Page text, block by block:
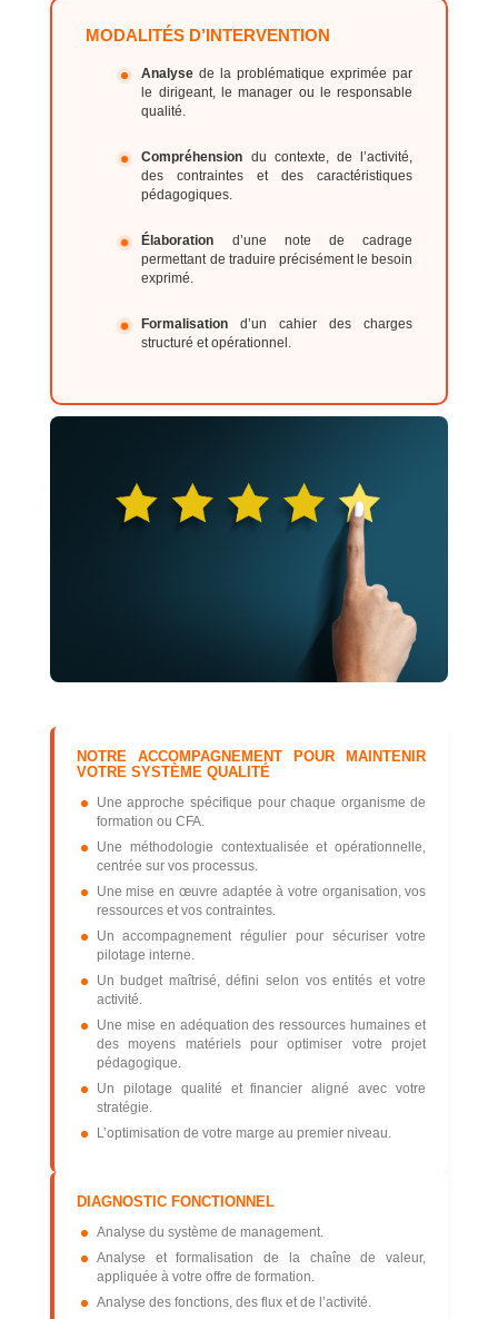
MODALITÉS D’INTERVENTION
Analyse de la problématique exprimée par
le dirigeant, le manager ou le responsable
qualité.
Compréhension du contexte, de l’activité,
des contraintes et des caractéristiques
pédagogiques.
Élaboration d’une note de cadrage
permettant de traduire précisément le besoin
exprimé.
Formalisation d’un cahier des charges
structuré et opérationnel.
NOTRE ACCOMPAGNEMENT POUR MAINTENIR
VOTRE SYSTÈME QUALITÉ
Une approche spécifique pour chaque organisme de
formation ou CFA.
Une méthodologie contextualisée et opérationnelle,
centrée sur vos processus.
Une mise en œuvre adaptée à votre organisation, vos
ressources et vos contraintes.
Un accompagnement régulier pour sécuriser votre
pilotage interne.
Un budget maîtrisé, défini selon vos entités et votre
activité.
Une mise en adéquation des ressources humaines et
des moyens matériels pour optimiser votre projet
pédagogique.
Un pilotage qualité et financier aligné avec votre
stratégie.
L’optimisation de votre marge au premier niveau.
DIAGNOSTIC FONCTIONNEL
Analyse du système de management.
Analyse et formalisation de la chaîne de valeur,
appliquée à votre offre de formation.
Analyse des fonctions, des flux et de l’activité.